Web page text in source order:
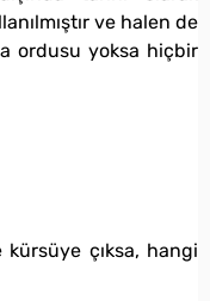
ve halen de
ordusu yoksa hiçbir
çıksa, hangi